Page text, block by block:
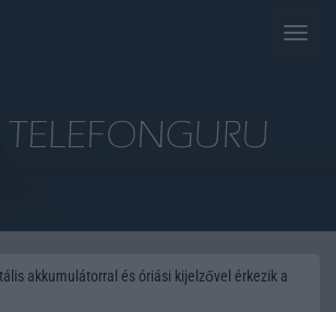
Toggle
akkumulátorral és óriási kijelzővel érkezik a